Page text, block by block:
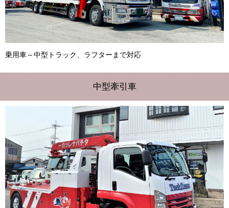
乗用車～中型トラック、ラフターまで対応
中型牽引車